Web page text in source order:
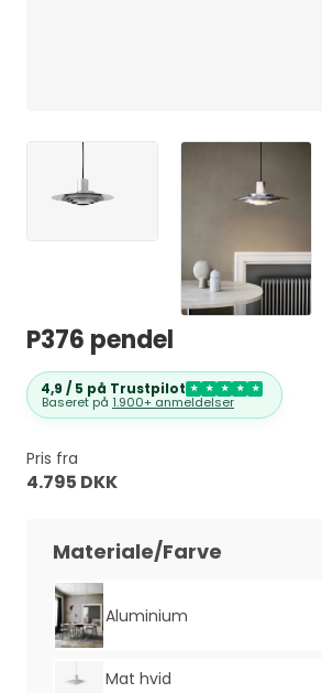
P376 pendel
4,9 / 5 på Trustpilot ★ ★ ★ ★ ★
Baseret på 1.900+ anmeldelser
Pris fra
4.795 DKK
Materiale/Farve
Aluminium
Mat hvid